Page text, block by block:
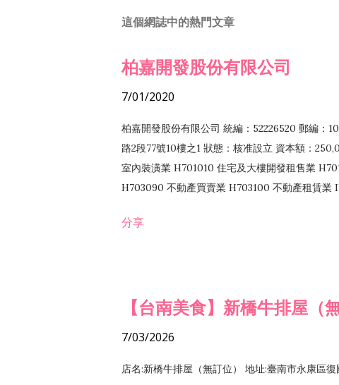
這個網誌中的熱門文章
柏嘉開發股份有限公司
7/01/2020
柏嘉開發股份有限公司 統編：52226520 郵編：
路2段77號10樓之1 狀態：核准設立 資本額：
室內裝潢業 H701010 住宅及大樓開發租售業
H703090 不動產買賣業 H703100 不動產租賃業
分享
【台南美食】新橋牛排屋（
7/03/2026
店名:新橋牛排屋（無訂位） 地址:臺南市永康區